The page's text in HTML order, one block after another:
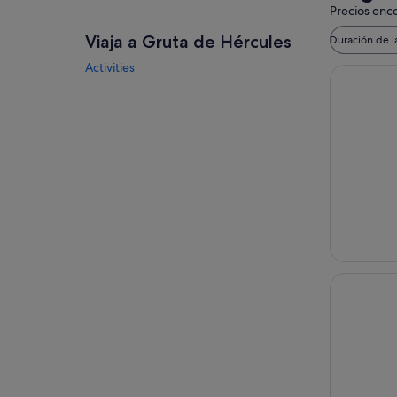
Viaja a Gruta de Hércules
Activities
Precios
Duración de